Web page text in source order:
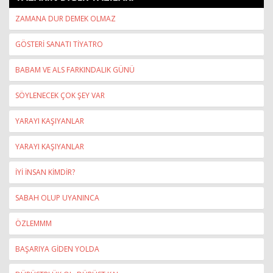
ZAMANA DUR DEMEK OLMAZ
GÖSTERİ SANATI TİYATRO
BABAM VE ALS FARKINDALIK GÜNÜ
SÖYLENECEK ÇOK ŞEY VAR
YARAYI KAŞIYANLAR
YARAYI KAŞIYANLAR
İYİ İNSAN KİMDİR?
SABAH OLUP UYANINCA
ÖZLEMMM
BAŞARIYA GİDEN YOLDA